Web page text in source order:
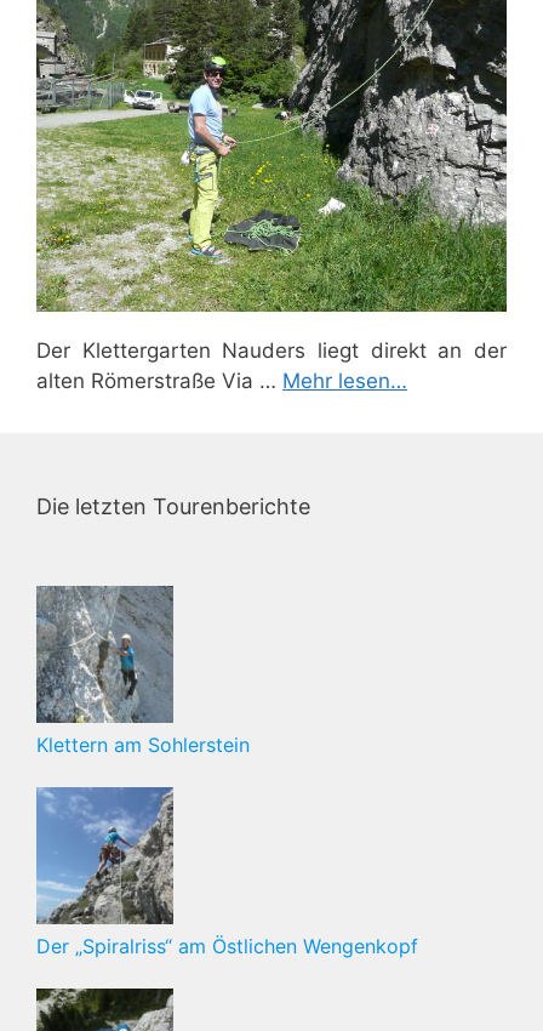
Der Klettergarten Nauders liegt direkt an der
alten Römerstraße Via … Mehr lesen…
Die letzten Tourenberichte
Klettern am Sohlerstein
Der „Spiralriss“ am Östlichen Wengenkopf